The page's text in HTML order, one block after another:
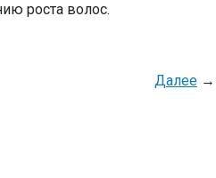
роста волос.
Далее→